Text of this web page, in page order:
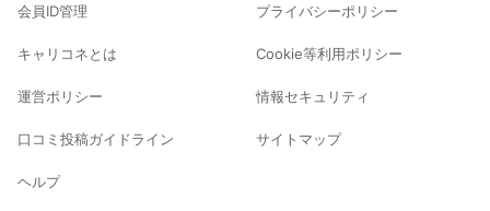
会員ID管理
キャリコネとは
運営ポリシー
口コミ投稿ガイドライン
ヘルプ
プライバシーポリシー
Cookie等利用ポリシー
情報セキュリティ
サイトマップ